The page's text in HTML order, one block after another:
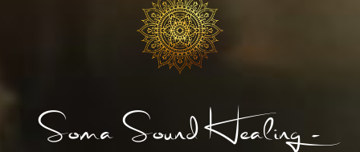
Soma Sound Healing -